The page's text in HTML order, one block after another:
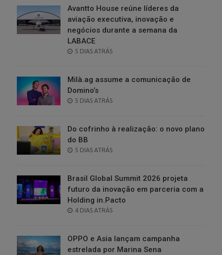
Avantto House reúne líderes da
aviação executiva, inovação e
negócios durante a semana da
LABACE
POSTED
5 DIAS ATRÁS
Milà.ag assume a comunicação de
Domino’s
POSTED
5 DIAS ATRÁS
Do cofrinho à realização: o novo plano
do BB
POSTED
5 DIAS ATRÁS
Brasil Global Summit 2026 projeta
futuro da inovação em parceria com a
Holding in.Pacto
POSTED
4 DIAS ATRÁS
OPPO e Asia lançam campanha
estrelada por Marina Sena